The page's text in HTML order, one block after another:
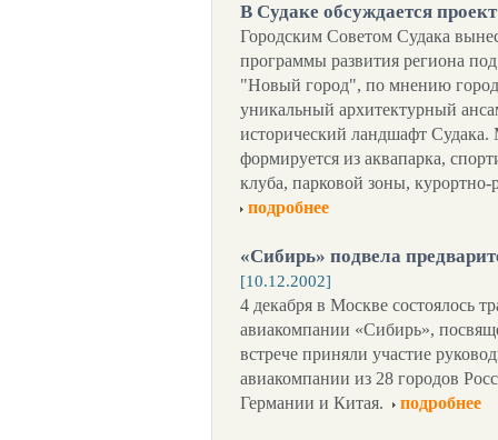
В Судаке обсуждается
Городским Советом Судака
программы развития региона
"Новый город", по мнению
уникальный архитектурный
исторический ландшафт
формируется из аквапарка,
клуба, парковой зоны,
подробнее
«Сибирь» подвела
[10.12.2002]
4 декабря в Москве состоялось
авиакомпании «Сибирь»,
встрече приняли участие
авиакомпании из 28 городов
Германии и Китая.
подробнее